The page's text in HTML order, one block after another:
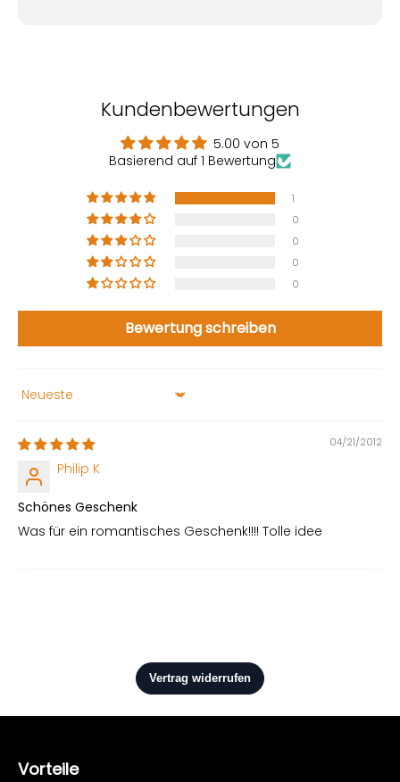
Kundenbewertungen
5.00 von 5
Basierend auf 1 Bewertung
1
0
0
0
0
Bewertung schreiben
Sort by
04/21/2012
Philip K
Schönes Geschenk
Was für ein romantisches Geschenk!!!! Tolle idee
Vorteile